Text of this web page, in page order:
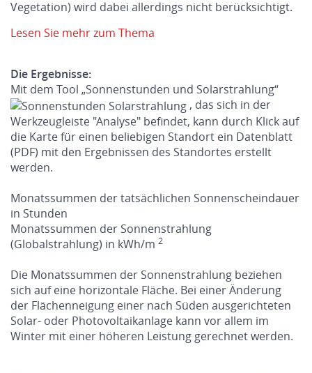
Vegetation) wird dabei allerdings nicht berücksichtigt.
Lesen Sie mehr zum Thema
Die Ergebnisse:
Mit dem Tool „Sonnenstunden und Solarstrahlung“
, das sich in der
Werkzeugleiste "Analyse" befindet, kann durch Klick auf
die Karte für einen beliebigen Standort ein Datenblatt
(PDF) mit den Ergebnissen des Standortes erstellt
werden.
Monatssummen der tatsächlichen Sonnenscheindauer
in Stunden
Monatssummen der Sonnenstrahlung
(Globalstrahlung) in kWh/m 2
Die Monatssummen der Sonnenstrahlung beziehen
sich auf eine horizontale Fläche. Bei einer Änderung
der Flächenneigung einer nach Süden ausgerichteten
Solar- oder Photovoltaikanlage kann vor allem im
Winter mit einer höheren Leistung gerechnet werden.